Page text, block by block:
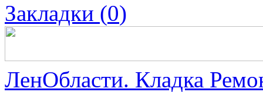
Закладки (0)
ЛенОбласти. Кладка